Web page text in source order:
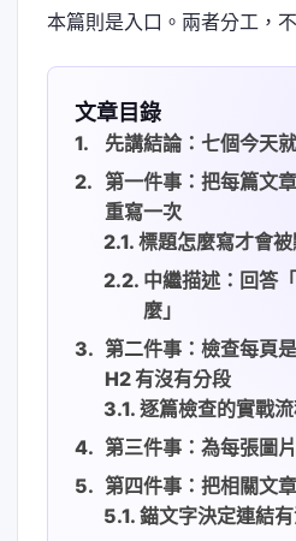
本篇則是入口。兩者分工，
文章目錄
先講結論：七個今天
第一件事：把每篇文
重寫一次
標題怎麼寫才會
中繼描述：回答
麼」
第二件事：檢查每頁
H2 有沒有分段
逐篇檢查的實戰
第三件事：為每張圖
第四件事：把相關文
錨文字決定連結